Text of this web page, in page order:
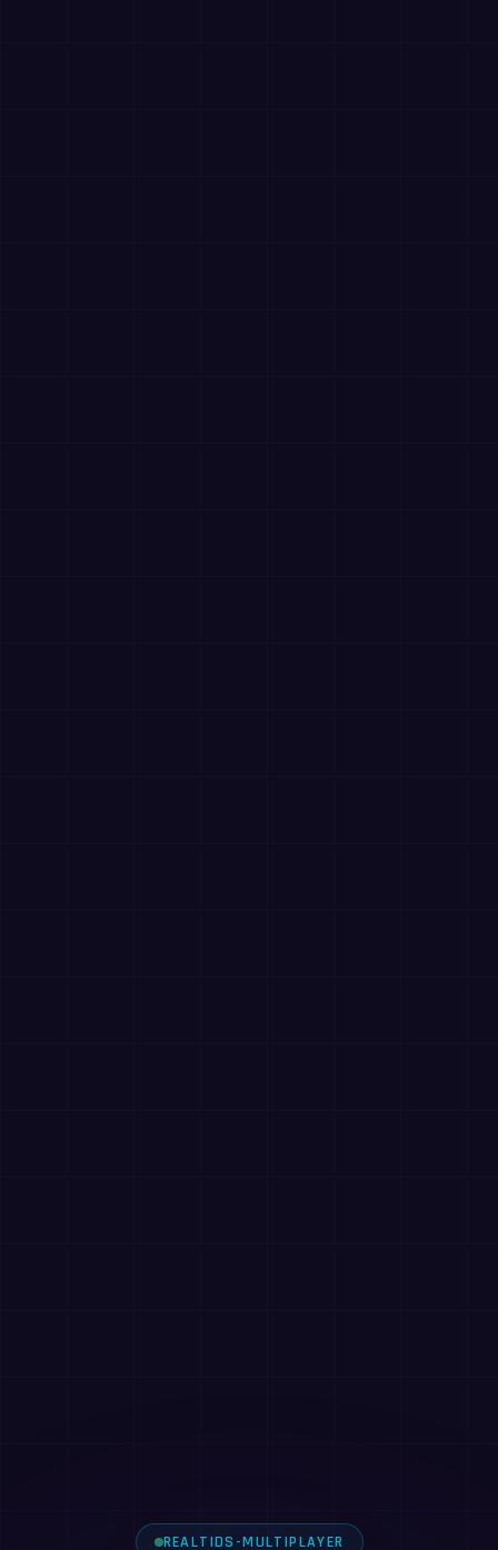
REALTIDS-MULTIPLAYER